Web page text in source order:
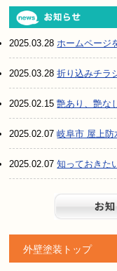
2025.03.28ホームページ
2025.03.28折り込みチラ
2025.02.15艶あり、艶な
2025.02.07岐阜市 屋上防
2025.02.07知っておきた
外壁塗装トップ